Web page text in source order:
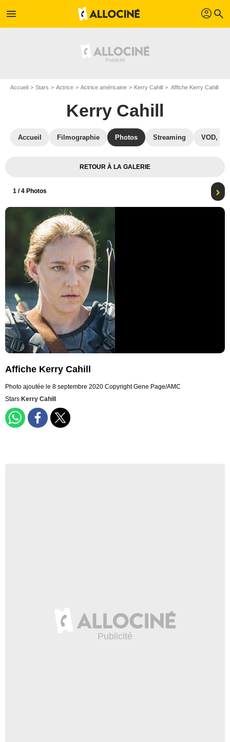
menu profil search
Accueil Stars Actrice Actrice américaine Kerry Cahill Affiche Kerry Cahill
Kerry Cahill
Accueil Filmographie Photos Streaming VOD,
RETOUR À LA GALERIE
1 / 4 Photos
Affiche Kerry Cahill
Photo ajoutée le 8 septembre 2020 Copyright Gene Page/AMC
Stars Kerry Cahill